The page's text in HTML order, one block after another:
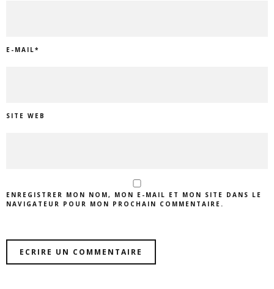
E-MAIL*
SITE WEB
ENREGISTRER MON NOM, MON E-MAIL ET MON SITE DANS LE
NAVIGATEUR POUR MON PROCHAIN COMMENTAIRE.